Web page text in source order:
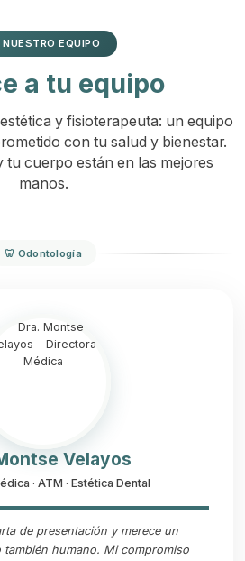
NUESTRO EQUIPO
a tu equipo
y fisioterapeuta: un equipo
con tu salud y bienestar.
tu cuerpo están en las mejores
manos.
🦷 Odontología
Velayos
· ATM · Estética Dental
de presentación y merece un
humano. Mi compromiso